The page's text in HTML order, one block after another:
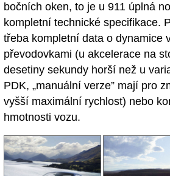
bočních oken, to je u 911 úplná
kompletní technické specifikace.
třeba kompletní data o dynamice
převodovkami (u akcelerace na
desetiny sekundy horší než u
PDK, „manuální verze” mají pro
vyšší maximální rychlost) nebo
hmotnosti vozu.